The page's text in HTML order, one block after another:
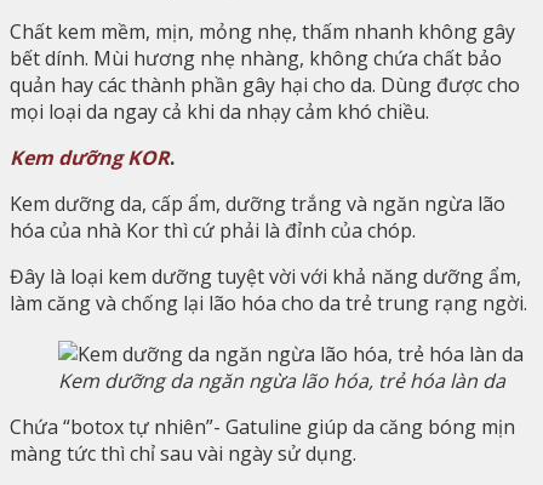
Chất kem mềm, mịn, mỏng nhẹ, thấm nhanh không gây
bết dính. Mùi hương nhẹ nhàng, không chứa chất bảo
quản hay các thành phần gây hại cho da. Dùng được cho
mọi loại da ngay cả khi da nhạy cảm khó chiều.
Kem dưỡng KOR.
Kem dưỡng da, cấp ẩm, dưỡng trắng và ngăn ngừa lão
hóa của nhà Kor thì cứ phải là đỉnh của chóp.
Đây là loại kem dưỡng tuyệt vời với khả năng dưỡng ẩm,
làm căng và chống lại lão hóa cho da trẻ trung rạng ngời.
Kem dưỡng da ngăn ngừa lão hóa, trẻ hóa làn da
Chứa “botox tự nhiên”- Gatuline giúp da căng bóng mịn
màng tức thì chỉ sau vài ngày sử dụng.